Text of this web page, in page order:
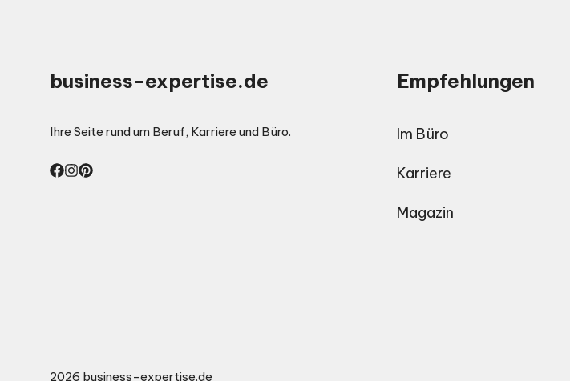
business-expertise.de
Ihre Seite rund um Beruf, Karriere und Büro.
Empfehlungen
Im Büro
Karriere
Magazin
2026 business-expertise.de